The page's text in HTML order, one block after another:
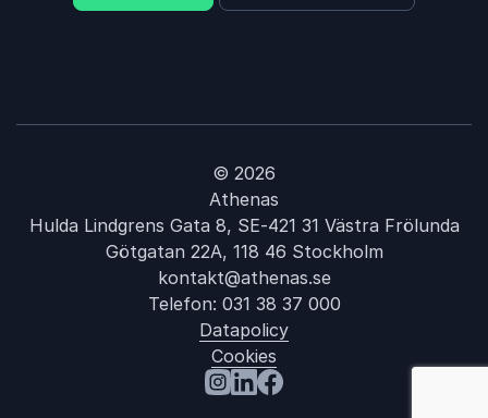
© 2026
Athenas
Hulda Lindgrens Gata 8, SE-421 31 Västra Frölunda
Götgatan 22A, 118 46 Stockholm
kontakt@athenas.se
Telefon: 031 38 37 000
Datapolicy
Cookies